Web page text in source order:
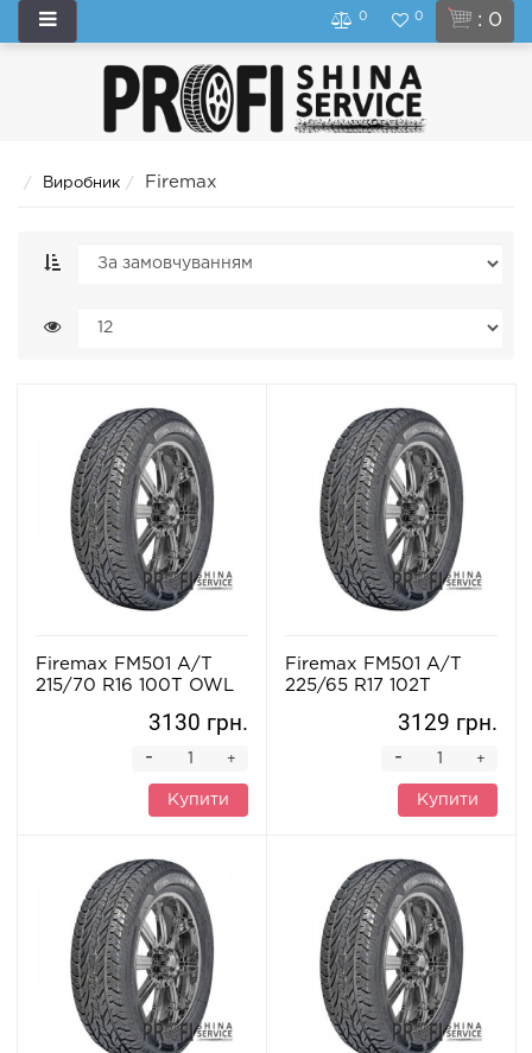
: 0
0 0
Виробник Firemax
Firemax FM501 A/T
215/70 R16 100T OWL
3130 грн.
+
-
Купити
Firemax FM501 A/T
225/65 R17 102T
3129 грн.
+
-
Купити